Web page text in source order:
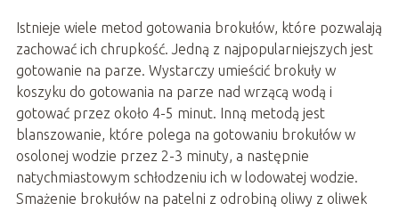
Istnieje wiele metod gotowania brokułów, które pozwalają
zachować ich chrupkość. Jedną z najpopularniejszych jest
gotowanie na parze. Wystarczy umieścić brokuły w
koszyku do gotowania na parze nad wrzącą wodą i
gotować przez około 4-5 minut. Inną metodą jest
blanszowanie, które polega na gotowaniu brokułów w
osolonej wodzie przez 2-3 minuty, a następnie
natychmiastowym schłodzeniu ich w lodowatej wodzie.
Smażenie brokułów na patelni z odrobiną oliwy z oliwek